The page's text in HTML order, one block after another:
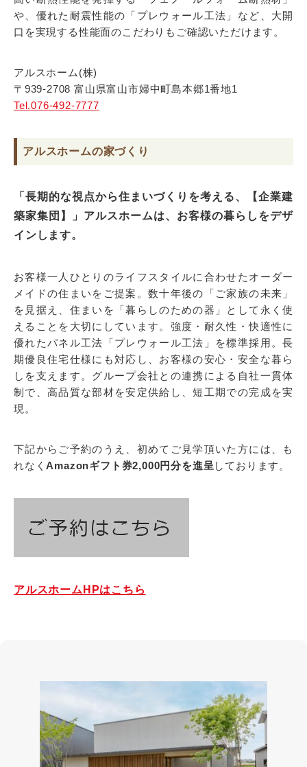
や、優れた耐震性能の「プレウォール工法」など、大開
口を実現する性能面のこだわりもご確認いただけます。
アルスホーム(株)
〒939-2708 富山県富山市婦中町島本郷1番地1
Tel.076-492-7777
アルスホームの家づくり
「長期的な視点から住まいづくりを考える、【企業建
築家集団】」アルスホームは、お客様の暮らしをデザ
インします。
お客様一人ひとりのライフスタイルに合わせたオーダー
メイドの住まいをご提案。数十年後の「ご家族の未来」
を見据え、住まいを「暮らしのための器」として永く使
えることを大切にしています。強度・耐久性・快適性に
優れたパネル工法「プレウォール工法」を標準採用。長
期優良住宅仕様にも対応し、お客様の安心・安全な暮ら
しを支えます。グループ会社との連携による自社一貫体
制で、高品質な部材を安定供給し、短工期での完成を実
現。
下記からご予約のうえ、初めてご見学頂いた方には、も
れなくAmazonギフト券2,000円分を進呈 しております。
アルスホームHPはこちら